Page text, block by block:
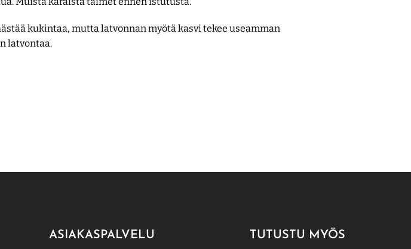
kukintaa, mutta latvonnan myötä kasvi tekee useamman
latvontaa.
ASIAKASPALVELU TUTUSTU MYÖS